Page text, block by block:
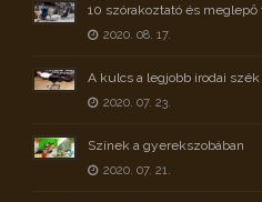
10 szórakoztató és
2020. 08. 17.
A kulcs a legjobb irodai
2020. 07. 23.
Színek a gyerekszobában
2020. 07. 21.